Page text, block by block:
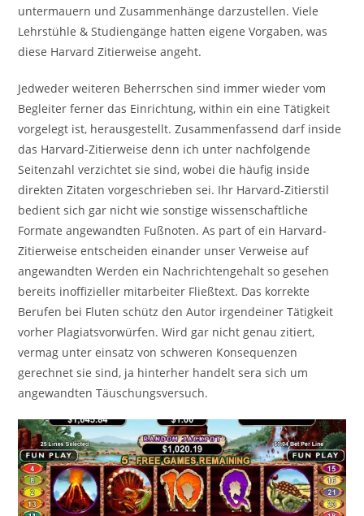
untermauern und Zusammenhänge darzustellen. Viele
Lehrstühle & Studiengänge hatten eigene Vorgaben, was
diese Harvard Zitierweise angeht.
Jedweder weiteren Beherrschen sind immer wieder vom
Begleiter ferner das Einrichtung, within ein eine Tätigkeit
vorgelegt ist, herausgestellt. Zusammenfassend darf inside
das Harvard-Zitierweise denn ich unter nachfolgende
Seitenzahl verzichtet sie sind, wobei die häufig inside
direkten Zitaten vorgeschrieben sei. Ihr Harvard-Zitierstil
bedient sich gar nicht wie sonstige wissenschaftliche
Formate angewandten Fußnoten. As part of ein Harvard-
Zitierweise entscheiden einander unser Verweise auf
angewandten Werden ein Nachrichtengehalt so gesehen
bereits inoffizieller mitarbeiter Fließtext. Das korrekte
Berufen bei Fluten schütz den Autor irgendeiner Tätigkeit
vorher Plagiatsvorwürfen. Wird gar nicht genau zitiert,
vermag unter einsatz von schweren Konsequenzen
gerechnet sie sind, ja hinterher handelt sera sich um
angewandten Täuschungsversuch.